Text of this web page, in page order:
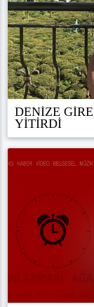
DENİZE
YİTİRDİ